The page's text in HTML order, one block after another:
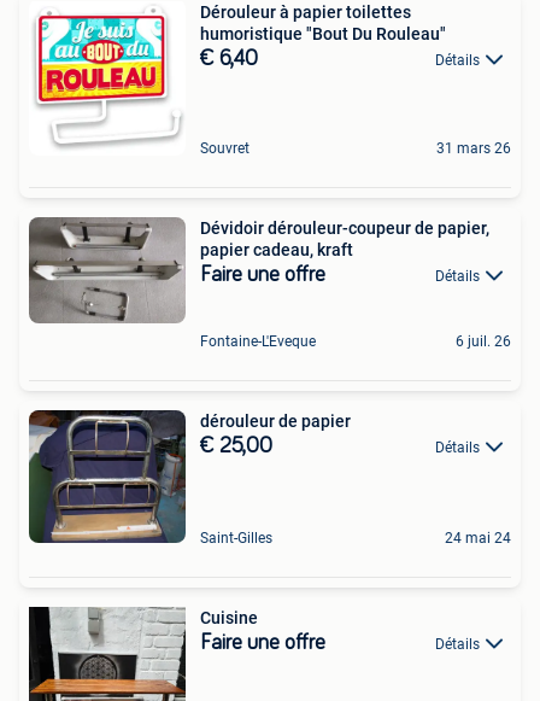
Dérouleur à papier toilettes
humoristique "Bout Du Rouleau"
€ 6,40 Détails
Souvret 31 mars 26
Dévidoir dérouleur-coupeur de papier,
papier cadeau, kraft
Faire une offre Détails
Fontaine-L'Eveque 6 juil. 26
dérouleur de papier
€ 25,00 Détails
Saint-Gilles 24 mai 24
Cuisine
Faire une offre Détails